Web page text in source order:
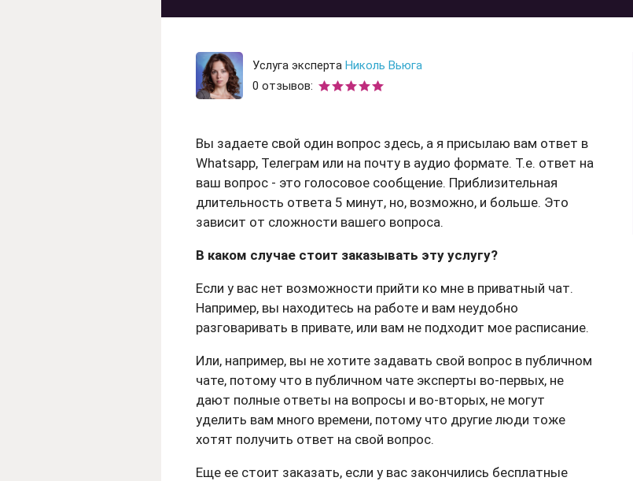
Гадание на отношения
Гадание на ситуацию
Услуга экспертаНиколь Вьюга
0 отзывов:
Вы задаете свой один вопрос здесь, а я присылаю вам ответ в
Whatsapp, Телеграм или на почту в аудио формате. Т.е. ответ на
ваш вопрос - это голосовое сообщение. Приблизительная
длительность ответа 5 минут, но, возможно, и больше. Это
зависит от сложности вашего вопроса.
В каком случае стоит заказывать эту услугу?
Если у вас нет возможности прийти ко мне в приватный чат.
Например, вы находитесь на работе и вам неудобно
разговаривать в привате, или вам не подходит мое расписание.
Или, например, вы не хотите задавать свой вопрос в публичном
чате, потому что в публичном чате эксперты во-первых, не
дают полные ответы на вопросы и во-вторых, не могут
уделить вам много времени, потому что другие люди тоже
хотят получить ответ на свой вопрос.
Еще ее стоит заказать, если у вас закончились бесплатные